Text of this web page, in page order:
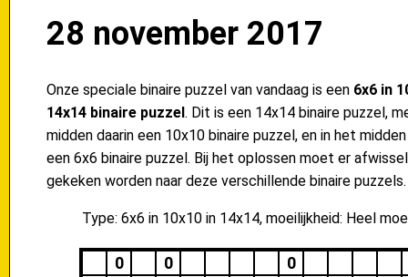
28 november 2017
Onze speciale binaire puzzel van vandaag is een 6x6 in
14x14 binaire puzzel. Dit is een 14x14 binaire puzzel,
midden daarin een 10x10 binaire puzzel, en in het
een 6x6 binaire puzzel. Bij het oplossen moet er
gekeken worden naar deze verschillende binaire puzzels.
Type: 6x6 in 10x10 in 14x14, moeilijkheid: Heel
0 0
0